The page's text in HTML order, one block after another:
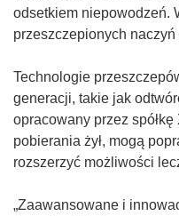
odsetkiem niepowodzeń.
przeszczepionych
Technologie
generacji, takie jak
opracowany przez
pobierania żył, mogą
rozszerzyć możliwości
„Zaawansowane i